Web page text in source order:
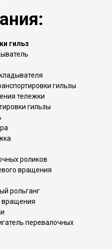
гильз
гильзы
тележки
гильзы
роликов
вращения
рольганг
вращения
перевалочных